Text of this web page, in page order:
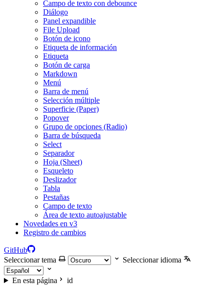
Campo de texto con debounce
Diálogo
Panel expandible
File Upload
Botón de icono
Etiqueta de información
Etiqueta
Botón de carga
Markdown
Menú
Barra de menú
Selección múltiple
Superficie (Paper)
Popover
Grupo de opciones (Radio)
Barra de búsqueda
Select
Separador
Hoja (Sheet)
Esqueleto
Deslizador
Tabla
Pestañas
Campo de texto
Área de texto autoajustable
Novedades en v3
Registro de cambios
GitHub
Seleccionar tema
Seleccionar idioma
En esta página id